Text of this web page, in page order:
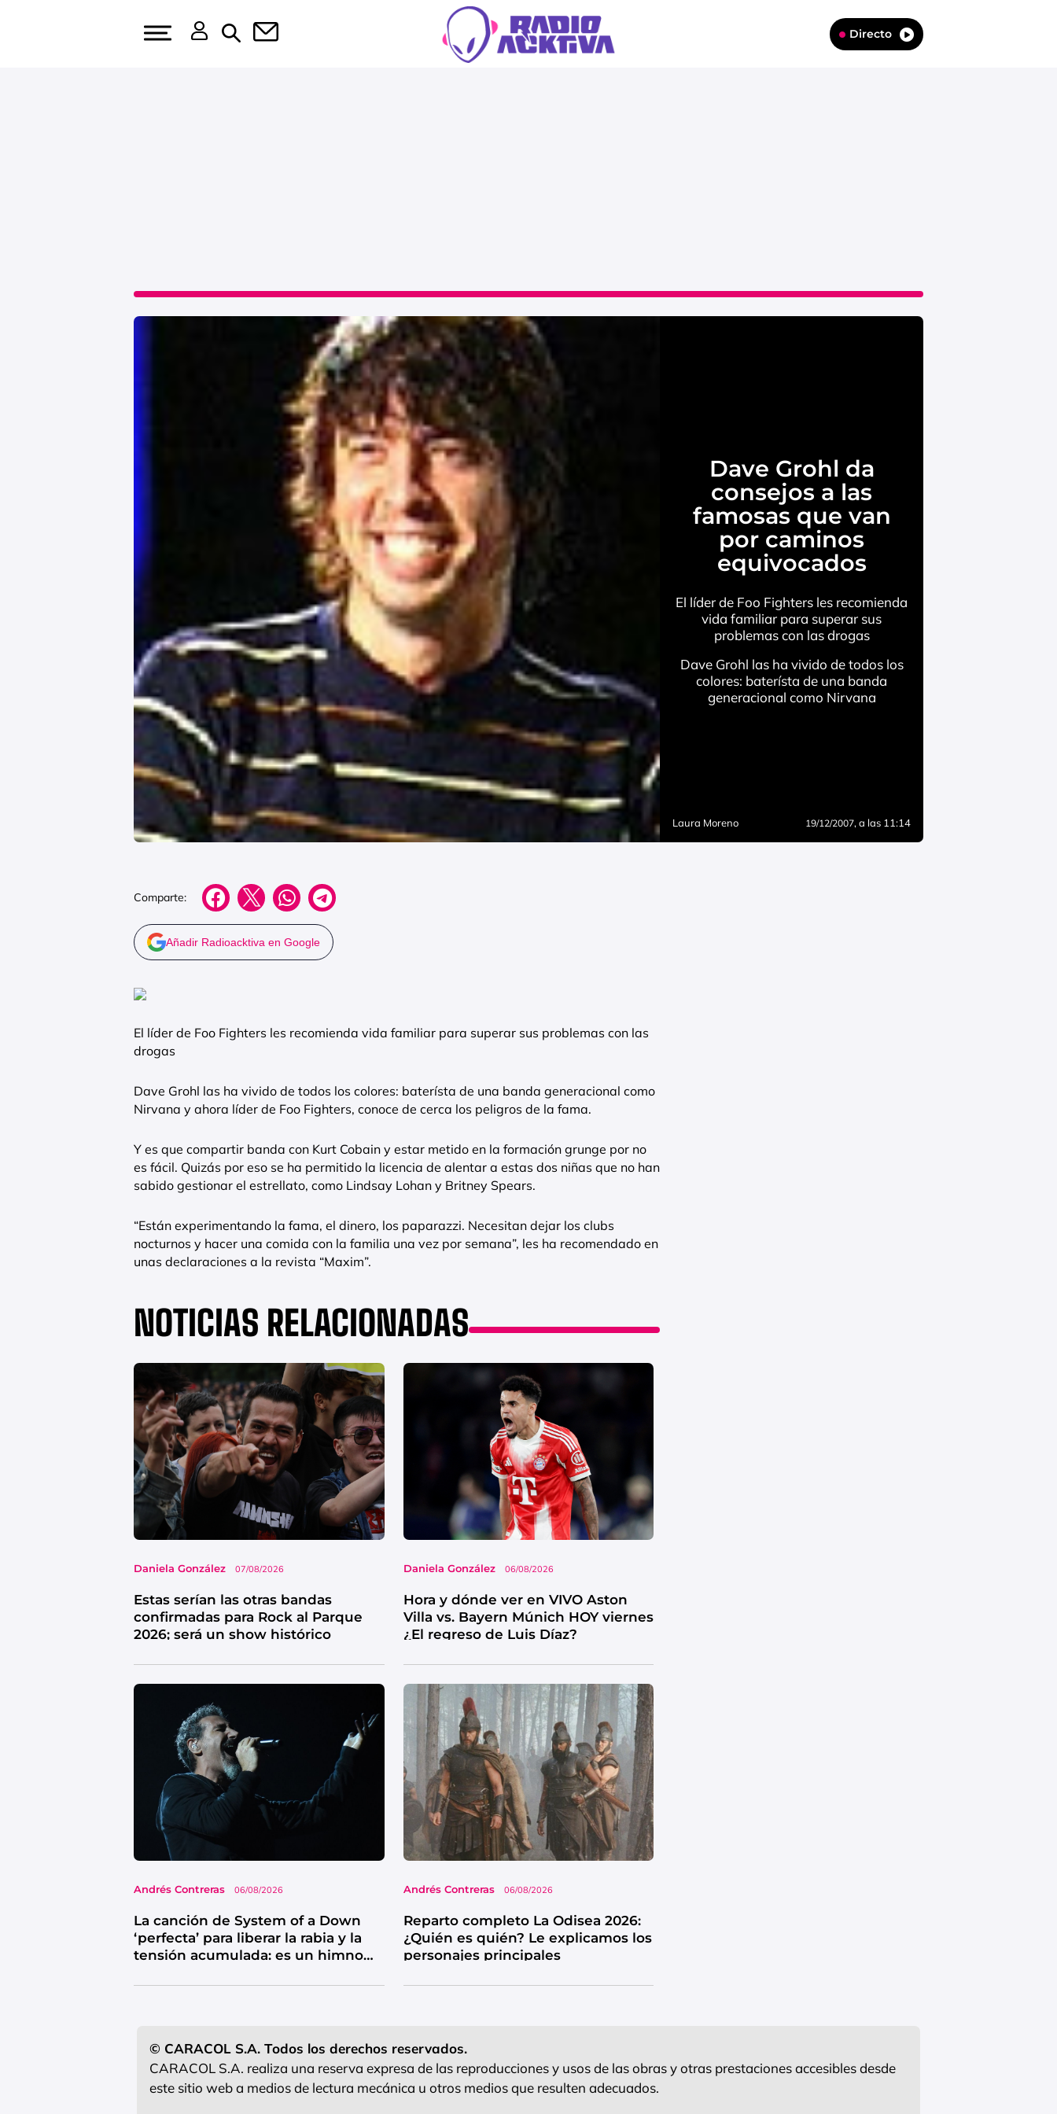
Directo
Dave Grohl da
consejos a las
famosas que van
por caminos
equivocados
El líder de Foo Fighters les recomienda
vida familiar para superar sus
problemas con las drogas
Dave Grohl las ha vivido de todos los
colores: baterísta de una banda
generacional como Nirvana
Laura Moreno 19/12/2007, a las 11:14
Comparte:
Añadir Radioacktiva en Google
El líder de Foo Fighters les recomienda vida familiar para superar sus problemas con las
drogas
Dave Grohl las ha vivido de todos los colores: baterísta de una banda generacional como
Nirvana y ahora líder de Foo Fighters, conoce de cerca los peligros de la fama.
Y es que compartir banda con Kurt Cobain y estar metido en la formación grunge por no
es fácil. Quizás por eso se ha permitido la licencia de alentar a estas dos niñas que no han
sabido gestionar el estrellato, como Lindsay Lohan y Britney Spears.
“Están experimentando la fama, el dinero, los paparazzi. Necesitan dejar los clubs
nocturnos y hacer una comida con la familia una vez por semana”, les ha recomendado en
unas declaraciones a la revista “Maxim”.
NOTICIAS RELACIONADAS
Daniela González 07/08/2026
Estas serían las otras bandas
confirmadas para Rock al Parque
2026; será un show histórico
Daniela González 06/08/2026
Hora y dónde ver en VIVO Aston
Villa vs. Bayern Múnich HOY viernes
¿El regreso de Luis Díaz?
Andrés Contreras 06/08/2026
La canción de System of a Down
‘perfecta’ para liberar la rabia y la
tensión acumulada: es un himno
Andrés Contreras 06/08/2026
Reparto completo La Odisea 2026:
¿Quién es quién? Le explicamos los
personajes principales
© CARACOL S.A. Todos los derechos reservados.
CARACOL S.A. realiza una reserva expresa de las reproducciones y usos de las obras y otras prestaciones accesibles desde
este sitio web a medios de lectura mecánica u otros medios que resulten adecuados.